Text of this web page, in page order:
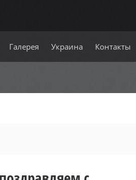
Галерея Украина Контакты